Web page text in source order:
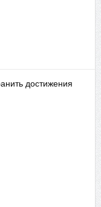
достижения